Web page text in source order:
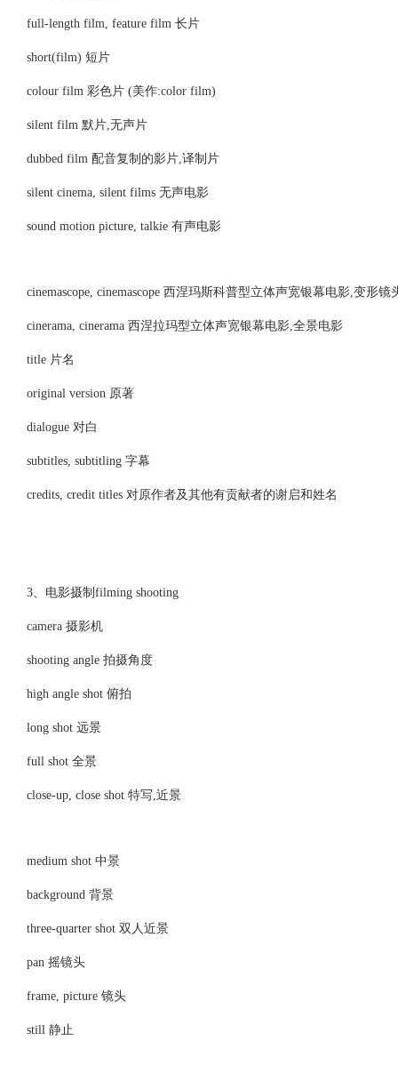
full-length film, feature film 长片
short(film) 短片
colour film 彩色片 (美作:color film)
silent film 默片,无声片
dubbed film 配音复制的影片,译制片
silent cinema, silent films 无声电影
sound motion picture, talkie 有声电影
cinemascope, cinemascope 西涅玛斯科普型立体声宽银幕电影,变形
cinerama, cinerama 西涅拉玛型立体声宽银幕电影,全景电影
title 片名
original version 原著
dialogue 对白
subtitles, subtitling 字幕
credits, credit titles 对原作者及其他有贡献者的谢启和姓名
3、电影摄制filming shooting
camera 摄影机
shooting angle 拍摄角度
high angle shot 俯拍
long shot 远景
full shot 全景
close-up, close shot 特写,近景
medium shot 中景
background 背景
three-quarter shot 双人近景
pan 摇镜头
frame, picture 镜头
still 静止